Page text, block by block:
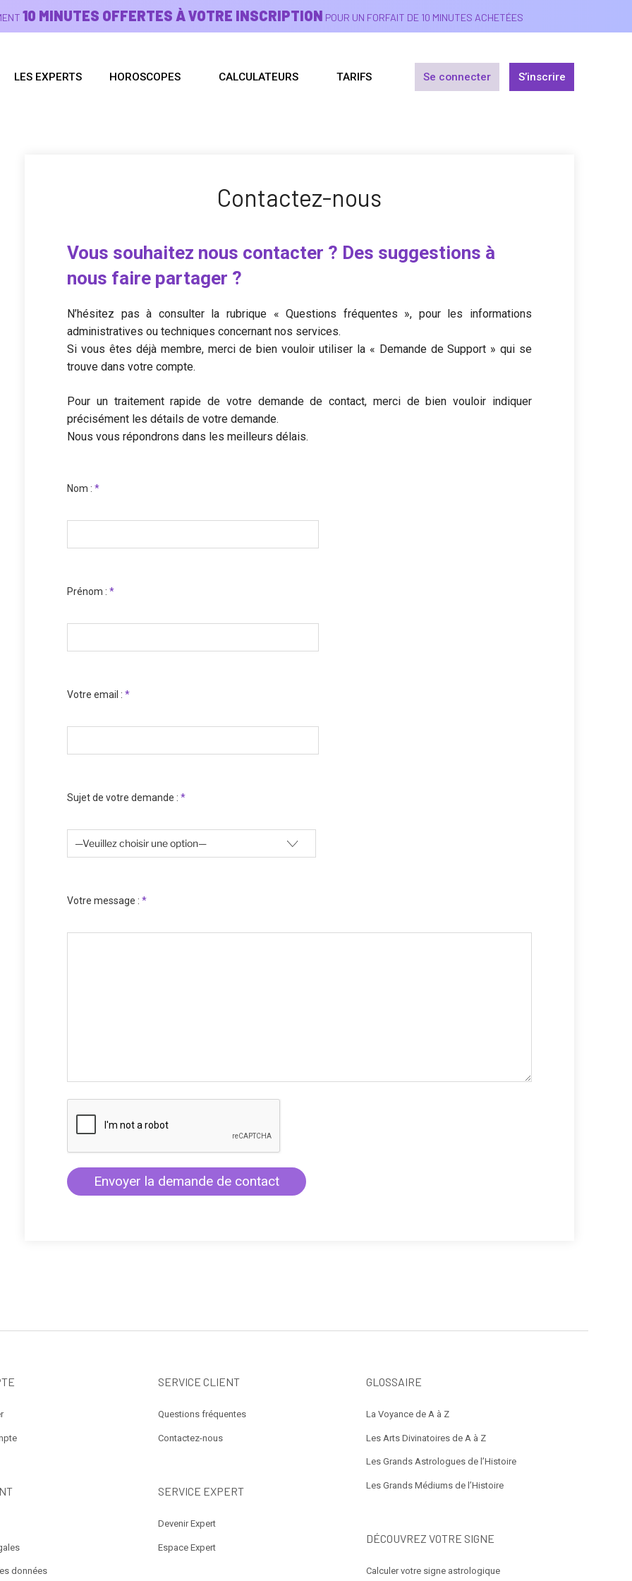
10 MINUTES OFFERTES À VOTRE INSCRIPTION POUR UN FORFAIT DE 10 MINUTES ACHETÉES
LES EXPERTS HOROSCOPES CALCULATEURS TARIFS Se connecter S’inscrire
Contactez-nous
Vous souhaitez nous contacter ? Des suggestions à
nous faire partager ?
N’hésitez pas à consulter la rubrique « Questions fréquentes », pour les informations
administratives ou techniques concernant nos services.
Si vous êtes déjà membre, merci de bien vouloir utiliser la « Demande de Support » qui se
trouve dans votre compte.
Pour un traitement rapide de votre demande de contact, merci de bien vouloir indiquer
précisément les détails de votre demande.
Nous vous répondrons dans les meilleurs délais.
Nom :*
Prénom :*
Votre email :*
Sujet de votre demande :*
Votre message :*
données
SERVICE CLIENT
Questions fréquentes
Contactez-nous
SERVICE EXPERT
Devenir Expert
Espace Expert
GLOSSAIRE
La Voyance de A à Z
Les Arts Divinatoires de A à Z
Les Grands Astrologues de l’Histoire
Les Grands Médiums de l’Histoire
DÉCOUVREZ VOTRE SIGNE
Calculer votre signe astrologique